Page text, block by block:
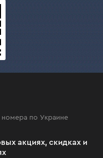
по Украине
акциях, скидках и